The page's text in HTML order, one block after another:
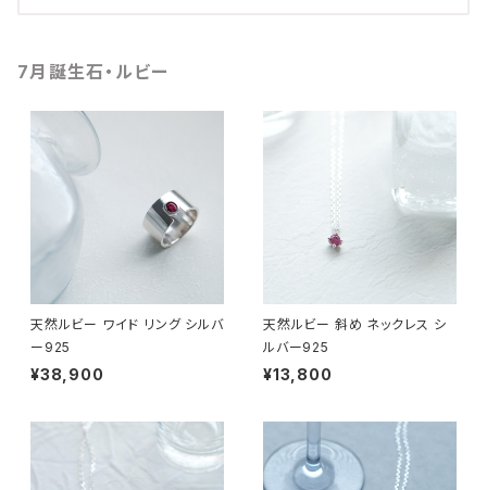
7月誕生石・ルビー
天然ルビー ワイド リング シルバ
ー925
¥38,900
天然ルビー 斜め ネックレス シ
ルバー925
¥13,800